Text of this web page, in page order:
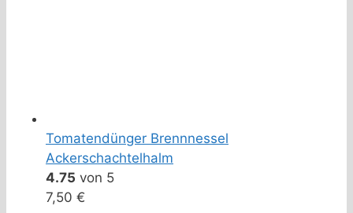
Tomatendünger Brennnessel
Ackerschachtelhalm
4.75 von 5
7,50 €